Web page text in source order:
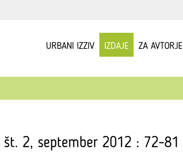
URBANI IZZIV IZDAJE ZA AVTORJE
2, september 2012 : 72-81